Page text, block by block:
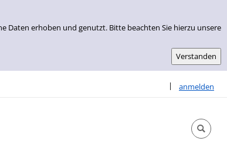
Daten erhoben und genutzt. Bitte beachten Sie hierzu unsere
| anmelden
Sprache